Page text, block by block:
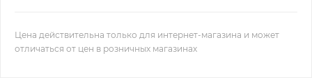
Цена действительна только для интернет-магазина и может
отличаться от цен в розничных магазинах